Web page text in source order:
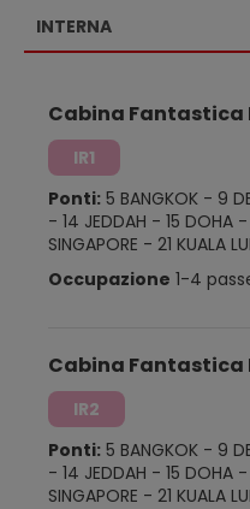
INTERNA
Cabina Fantastica
IR1
Ponti: 5 BANGKOK - 9
- 14 JEDDAH - 15 DOHA -
SINGAPORE - 21 KUALA
Occupazione 1-4
Cabina Fantastica
IR2
Ponti: 5 BANGKOK - 9
- 14 JEDDAH - 15 DOHA -
SINGAPORE - 21 KUALA